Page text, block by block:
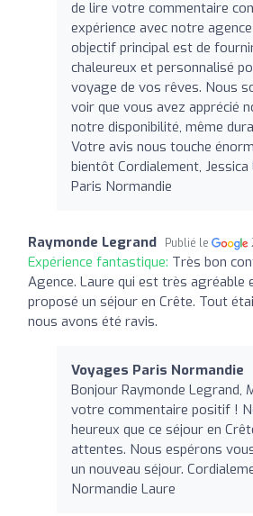
de lire votre commentaire
expérience avec notre
objectif principal est de
chaleureux et personnalisé
voyage de vos rêves. Nous
voir que vous avez apprécié
notre disponibilité, même
Votre avis nous touche
bientôt Cordialement, Jessica
Paris Normandie
Raymonde Legrand Publié le
Expérience fantastique: Très bon
Agence. Laure qui est très agréable
proposé un séjour en Crête. Tout
nous avons été ravis.
Voyages Paris Normandie
Bonjour Raymonde Legrand,
votre commentaire positif !
heureux que ce séjour en
attentes. Nous espérons
un nouveau séjour.
Normandie Laure